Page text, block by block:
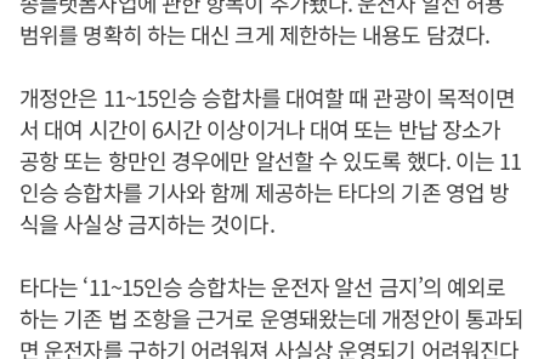
범위를 명확히 하는 대신 크게 제한하는 내용도 담겼다.
개정안은 11~15인승 승합차를 대여할 때 관광이 목적이면
서 대여 시간이 6시간 이상이거나 대여 또는 반납 장소가
공항 또는 항만인 경우에만 알선할 수 있도록 했다. 이는 11
인승 승합차를 기사와 함께 제공하는 타다의 기존 영업 방
식을 사실상 금지하는 것이다.
타다는 ‘11~15인승 승합차는 운전자 알선 금지’의 예외로
하는 기존 법 조항을 근거로 운영돼왔는데 개정안이 통과되
면 운전자를 구하기 어려워져 사실상 운영되기 어려워진다